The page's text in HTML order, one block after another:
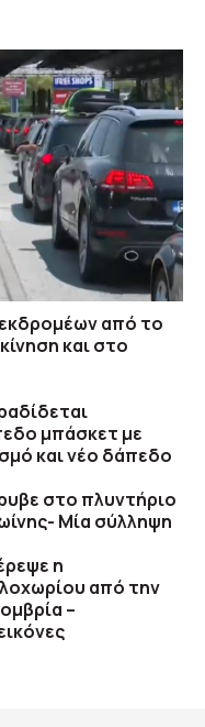
από το
και στο
μπάσκετ με
και νέο δάπεδο
στο πλυντήριο
Μία σύλληψη
η
από την
–